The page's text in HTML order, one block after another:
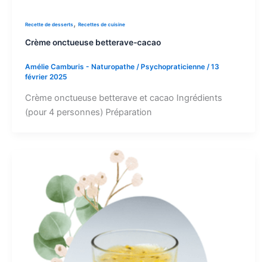
Recette de desserts , Recettes de cuisine
Crème onctueuse betterave-cacao
Amélie Camburis - Naturopathe / Psychopraticienne /13
février 2025
Crème onctueuse betterave et cacao Ingrédients
(pour 4 personnes) Préparation